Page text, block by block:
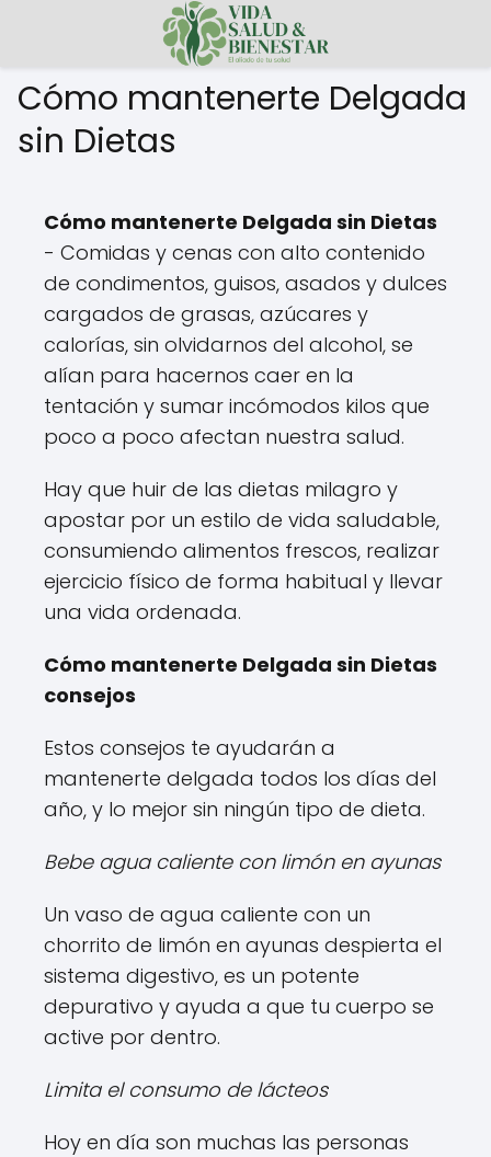
Cómo mantenerte Delgada
sin Dietas
Cómo mantenerte Delgada sin Dietas
- Comidas y cenas con alto contenido
de condimentos, guisos, asados y dulces
cargados de grasas, azúcares y
calorías, sin olvidarnos del alcohol, se
alían para hacernos caer en la
tentación y sumar incómodos kilos que
poco a poco afectan nuestra salud.
Hay que huir de las dietas milagro y
apostar por un estilo de vida saludable,
consumiendo alimentos frescos, realizar
ejercicio físico de forma habitual y llevar
una vida ordenada.
Cómo mantenerte Delgada sin Dietas
consejos
Estos consejos te ayudarán a
mantenerte delgada todos los días del
año, y lo mejor sin ningún tipo de dieta.
Bebe agua caliente con limón en ayunas
Un vaso de agua caliente con un
chorrito de limón en ayunas despierta el
sistema digestivo, es un potente
depurativo y ayuda a que tu cuerpo se
active por dentro.
Limita el consumo de lácteos
Hoy en día son muchas las personas